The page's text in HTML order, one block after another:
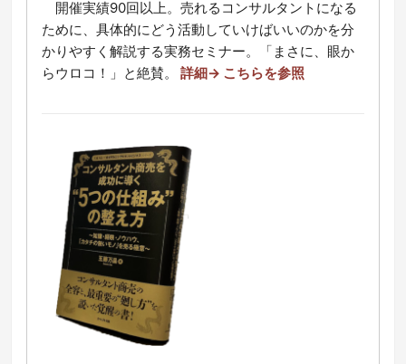
開催実績90回以上。売れるコンサルタントになる
ために、具体的にどう活動していけばいいのかを分
かりやすく解説する実務セミナー。「まさに、眼か
らウロコ！」と絶賛。
詳細→ こちらを参照